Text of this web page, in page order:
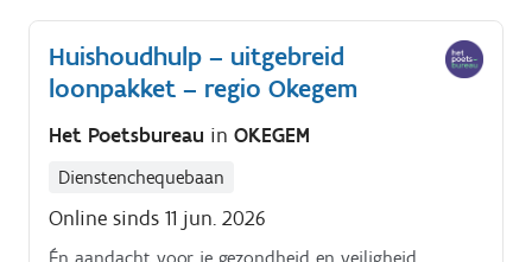
Huishoudhulp – uitgebreid
loonpakket – regio Okegem
Het Poetsbureau in OKEGEM
Dienstenchequebaan
Online sinds 11 jun. 2026